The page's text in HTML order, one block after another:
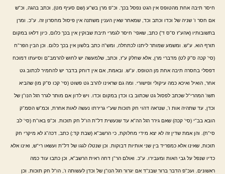
חיסר תיבה אחת מהטופס אין הגט נפסל בכך. וכ"פ מרן בש"ע (שם סעיף מט), וכתב בהגה, וכ"ש
אם חסר ו' שניה של וכדו וכתב וכד, שמאחר שאין הענין משתנה אין פיסול מחסרון זה. ע"כ. ומרן
בתשובותיו (אהע"ז ס"ס ד') כתב, שאפי' חיסר לגמרי תיבת שבוקין אין בכך כלום, כיון דלאו במקום
תורף הוא. ע"ש. ומשמע שמותר ליתנו לכתחלה, ומש"ה כתב בלשון אין בכך כלום. וכן הבין הפר"ח
(סי' קכה ס"ק לט) מדברי מרן, אלא שחלק ע"ז, וכתב, שלמעשה יש לחוש להרמב"ם וסיעתו דמוכח
דפסלי בחסרה תיבה אחת מן הטופס. ע"ש. ובאמת, אם אין דוחק בדבר יש להחמיר לכתוב גט
אחר, הואיל ואיכא כמה עיקולי ופישורי. ומה גם שראינו להרב גט פשוט (סי' קכו ס"ק מו) שהביא
תשו' המהרי"ל שכתב לפסול גט שכתוב בו וכדן במקום וכדו. ויש לדון אם מותר לגרר רגל הנו"ן של
וכדן, עד שתהיה אות ו', שנראה דהוי חק תוכות שע"י גרירתו נעשה לאות אחרת, וכמ"ש הסמ"ק
הובא בב"י (סי' קכה) שאם גירר רגל הה"א עד שנעשית דל"ת הו"ל חק תוכות. וכ"פ באו"ח (סי' לב
סי"ח). והן אמת שדין זה לא יצא מידי מחלוקת, כי הרשב"א (שבת קד:) כתב, דכה"ג לא מיקרי חק
תוכות, שאינו אלא כמפריד בין שני אותיות דבוקות. וכן שנטלו לגגו של דל"ת ועשאו רי"ש, ואינו אלא
כדיו שנפל על גבי האות ומעבירו. ע"כ. ואולם הר"ן דחה ראית הרשב"א, וכן כתבו עוד כמה
ראשונים. ועכ"פ הדבר ברור שבנ"ד אם יגרור רגל הנו"ן של וכדן לעשותה ו', הו"ל חק תוכות. וכן